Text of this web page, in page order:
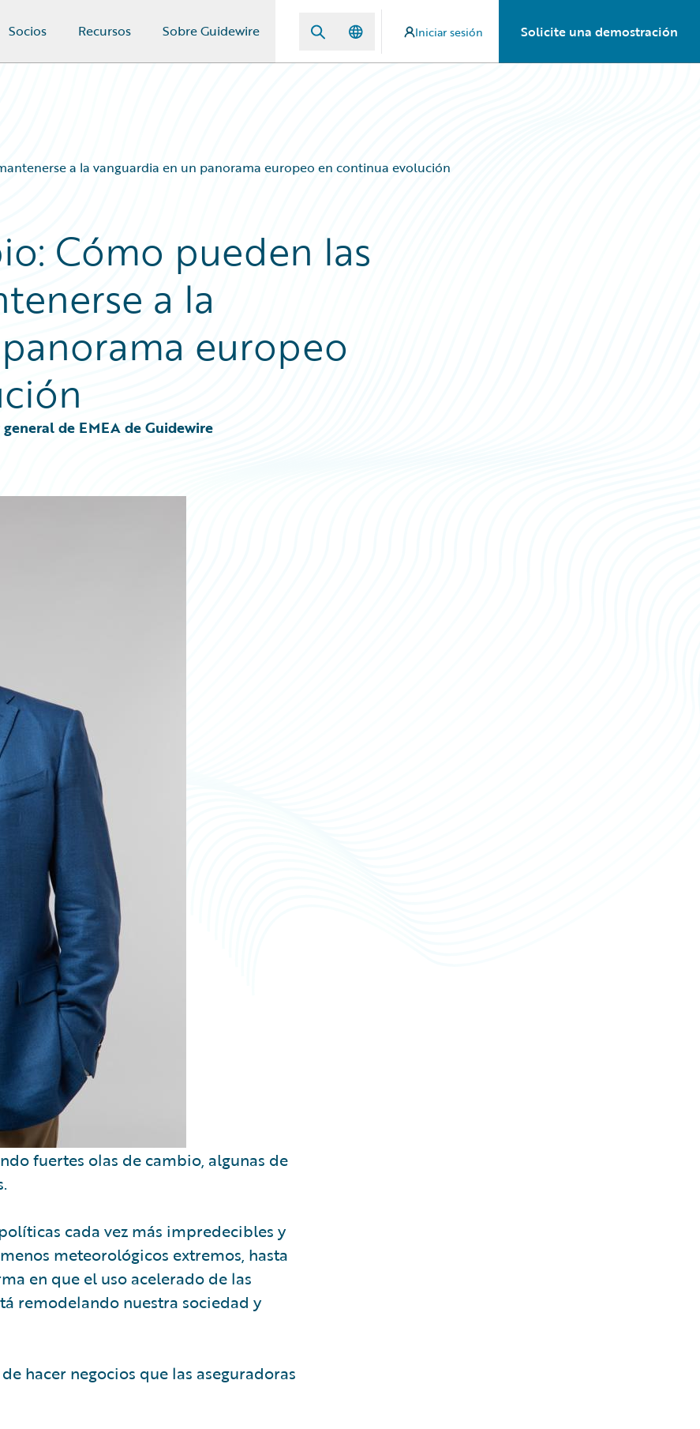
Socios Recursos Sobre Guidewire Iniciar sesión Solicite una demostración
a la vanguardia en un panorama europeo en continua evolución
Cómo pueden las
a la
europeo
de EMEA de Guidewire
fuertes olas de cambio, algunas de
cada vez más impredecibles y
meteorológicos extremos, hasta
en que el uso acelerado de las
remodelando nuestra sociedad y
hacer negocios que las aseguradoras